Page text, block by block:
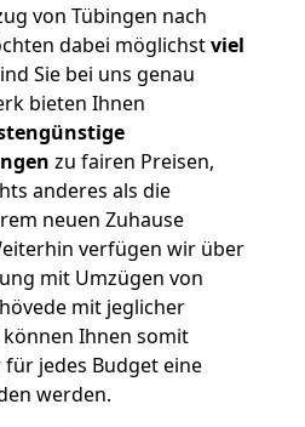
von Tübingen nach
dabei möglichstviel
Sie bei uns genau
bieten Ihnen
zu fairen Preisen,
anderes als die
neuen Zuhause
verfügen wir über
mit Umzügen von
mit jeglicher
Ihnen somit
jedes Budget eine
werden.